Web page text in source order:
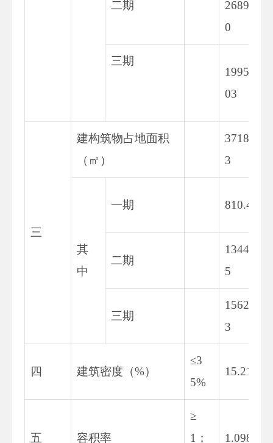
二期
2689.3
0
三期
19954.
03
三
建构筑物占地面积
（㎡）
3718.0
3
其
中
一期 810.45
二期
1344.6
5
三期
1562.9
3
四 建筑密度（%）
≤3
5%
15.21
五 容积率
≥
1；
1.098